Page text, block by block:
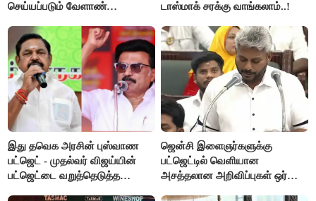
செய்யப்படும் வேளாண்
கோரிக்கை!
டாஸ்மாக் சரக்கு வாங்கலாம்..!
இது தவெக அரசின் புஸ்வாண
பட்ஜெட் - முதல்வர் விஜய்யின்
பட்ஜெட்டை வறுத்தெடுத்த
ஜென்சி இளைஞர்களுக்கு
பட்ஜெட்டில் வெளியான
அசத்தலான அறிவிப்புகள் ஒர்